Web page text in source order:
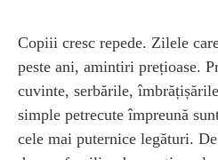
Copiii cresc repede. Zilele
peste ani, amintiri prețioase.
cuvinte, serbările,
simple petrecute împreună
cele mai puternice legături. De